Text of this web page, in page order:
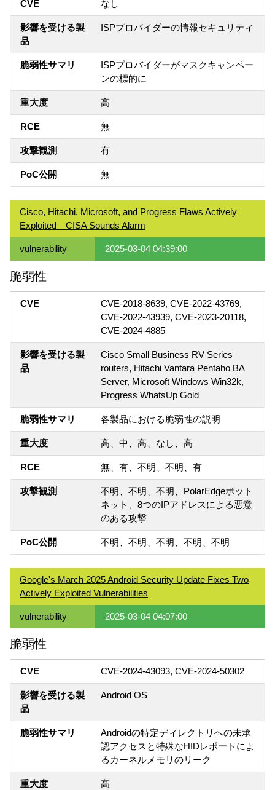
CVE なし
影響を受ける製
品
ISPプロバイダーの情報セキュリティ
脆弱性サマリ
ISPプロバイダーがマスクキャンペー
ンの標的に
重大度 高
RCE 無
攻撃観測 有
PoC公開 無
Cisco, Hitachi, Microsoft, and Progress Flaws Actively
Exploited—CISA Sounds Alarm
vulnerability 2025-03-04 04:39:00
脆弱性
CVE
CVE-2018-8639, CVE-2022-43769,
CVE-2022-43939, CVE-2023-20118,
CVE-2024-4885
影響を受ける製
品
Cisco Small Business RV Series
routers, Hitachi Vantara Pentaho BA
Server, Microsoft Windows Win32k,
Progress WhatsUp Gold
脆弱性サマリ 各製品における脆弱性の説明
重大度 高、中、高、なし、高
RCE 無、有、不明、不明、有
攻撃観測
不明、不明、不明、PolarEdgeボット
ネット、8つのIPアドレスによる悪意
のある攻撃
PoC公開 不明、不明、不明、不明、不明
Google's March 2025 Android Security Update Fixes Two
Actively Exploited Vulnerabilities
vulnerability 2025-03-04 04:07:00
脆弱性
CVE CVE-2024-43093, CVE-2024-50302
影響を受ける製
品
Android OS
脆弱性サマリ
Androidの特定ディレクトリへの未承
認アクセスと特殊なHIDレポートによ
るカーネルメモリのリーク
重大度 高